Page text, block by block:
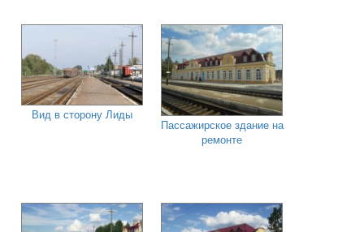
Вид в сторону Лиды
Пассажирское здание на
ремонте